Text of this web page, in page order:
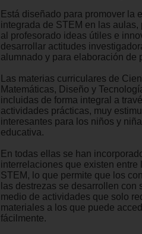
Está diseñado para promover la
integrada de STEM en las aulas,
al profesorado ideas útiles e
desarrollar actitudes
alumnado y para elaboración de
Las materias curriculares de
Matemáticas, Diseño y
incluidas de forma integral a
actividades prácticas, muy
interesantes para los niños y
educativa.
En todas ellas se han
interrelaciones que existen entre
STEM, lo que permite que los
las destrezas se desarrollen con
medio de actividades que solo
materiales a los que puede
fácilmente.